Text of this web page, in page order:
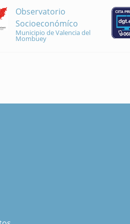
Observatorio
Socioeconómíco
Municipio de Valencia del
Mombuey